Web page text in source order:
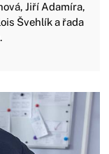
Jiří Adamíra,
Švehlík a řada